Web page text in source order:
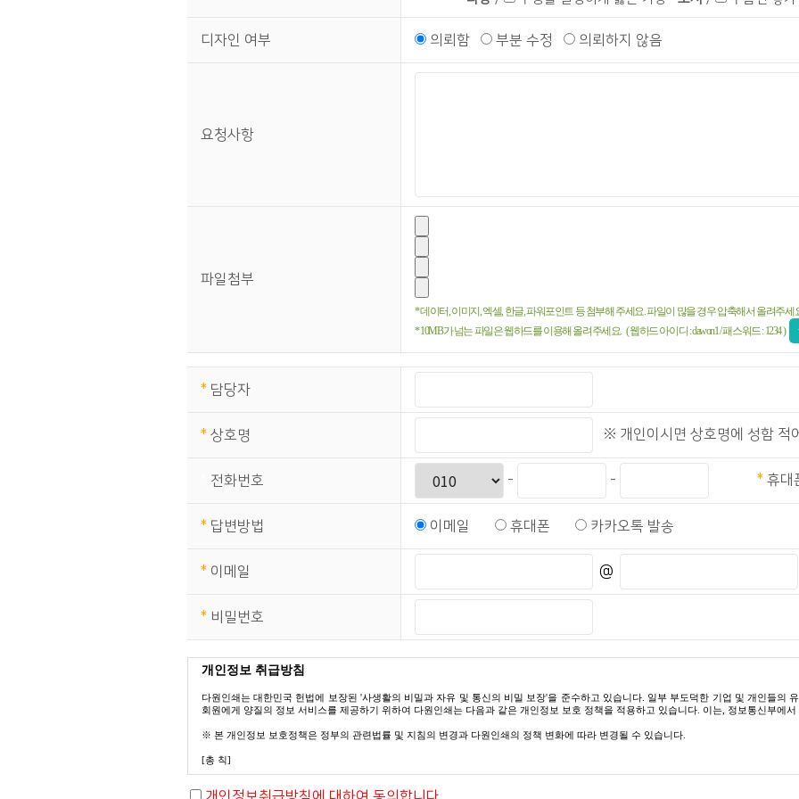
디자인 여부 의뢰함 부분 수정 의뢰하지 않음
요청사항
파일첨부
* 데이터, 이미지, 엑셀, 한글, 파워포인트 등 첨부해 주세요. 파일이 많을 경우 압축해서 올려주세
* 10MB가 넘는 파일은 웹하드를 이용해 올려주세요. ( 웹하드 아이디 : dawon1 / 패스워드 : 1234 )
* 담당자
* 상호명 ※ 개인이시면 상호명에 성함 적
전화번호 - - * 휴대
* 답변방법 이메일 휴대폰 카카오톡 발송
* 이메일 @
* 비밀번호
개인정보 취급방침
다원인쇄는 대한민국 헌법에 보장된 '사생활의 비밀과 자유 및 통신의 비밀 보장'을 준수하고 있습니다. 일부 부도덕한 기업 및 개인들
회원에게 양질의 정보 서비스를 제공하기 위하여 다원인쇄는 다음과 같은 개인정보 보호 정책을 적용하고 있습니다. 이는, 정보통신부에
※ 본 개인정보 보호정책은 정부의 관련법률 및 지침의 변경과 다원인쇄의 정책 변화에 따라 변경될 수 있습니다.
[총 칙]